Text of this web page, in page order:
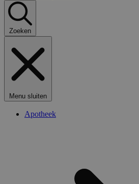
Zoeken
Menu sluiten
Apotheek